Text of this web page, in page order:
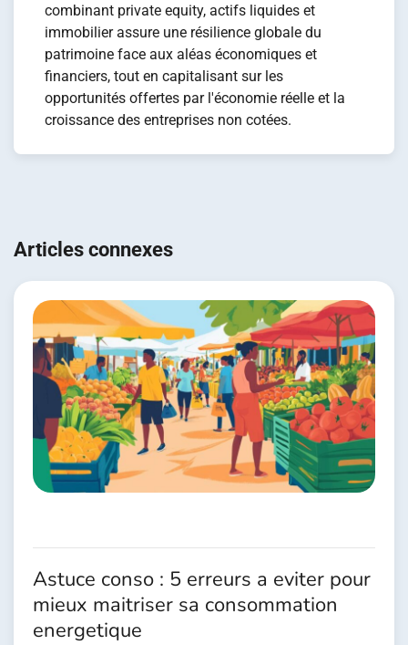
combinant private equity, actifs liquides et
immobilier assure une résilience globale du
patrimoine face aux aléas économiques et
financiers, tout en capitalisant sur les
opportunités offertes par l'économie réelle et la
croissance des entreprises non cotées.
de
Articles connexes
Astuce conso : 5 erreurs a eviter pour
mieux maitriser sa consommation
energetique